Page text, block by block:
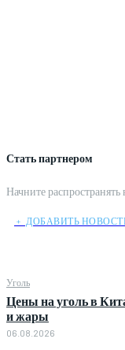
Стать партнером
Начните
﹢ ДОБАВИТЬ
Уголь
Цены на уголь в
и жары
06.08.2026